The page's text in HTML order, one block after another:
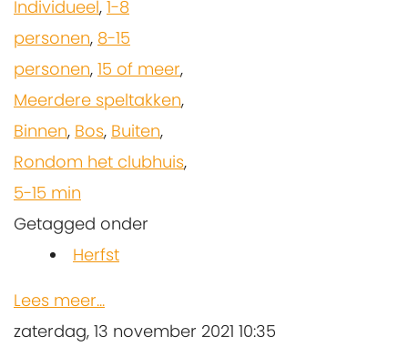
Individueel, 1-8
personen, 8-15
personen, 15 of meer,
Meerdere speltakken,
Binnen, Bos, Buiten,
Rondom het clubhuis,
5-15 min
Getagged onder
Herfst
Lees meer...
zaterdag, 13 november 2021 10:35